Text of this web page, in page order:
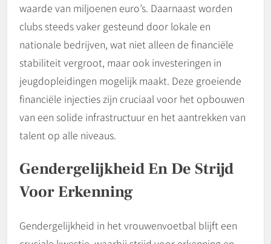
waarde van miljoenen euro’s. Daarnaast worden
clubs steeds vaker gesteund door lokale en
nationale bedrijven, wat niet alleen de financiële
stabiliteit vergroot, maar ook investeringen in
jeugdopleidingen mogelijk maakt. Deze groeiende
financiële injecties zijn cruciaal voor het opbouwen
van een solide infrastructuur en het aantrekken van
talent op alle niveaus.
Gendergelijkheid En De Strijd
Voor Erkenning
Gendergelijkheid in het vrouwenvoetbal blijft een